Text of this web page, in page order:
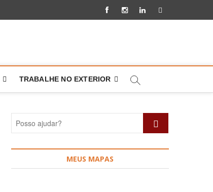
FacebookInstagramLinkedinPinterest
TRABALHE NO EXTERIOR
ajudar?
MEUS MAPAS